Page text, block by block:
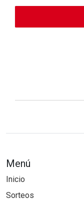
Menú
Inicio
Sorteos